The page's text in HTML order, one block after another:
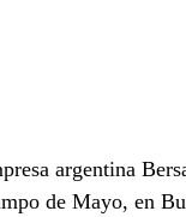
argentina
de Mayo, en